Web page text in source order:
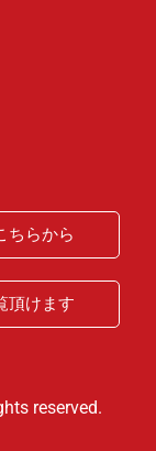
ちらから
頂けます
reserved.